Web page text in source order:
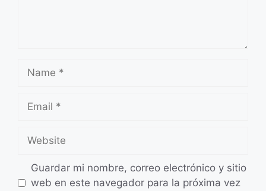
Name
Email
Website
Guardar mi nombre, correo electrónico y sitio
web en este navegador para la próxima vez